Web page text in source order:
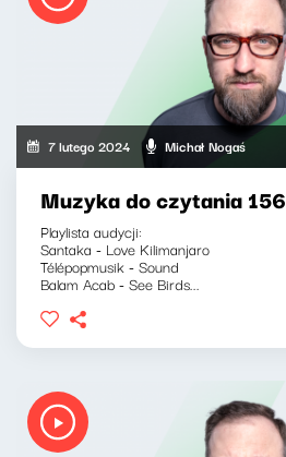
7 lutego 2024 Michał Nogaś
Muzyka do czytania 156
Playlista audycji:
Santaka - Love Kilimanjaro
Télépopmusik - Sound
Balam Acab - See Birds...